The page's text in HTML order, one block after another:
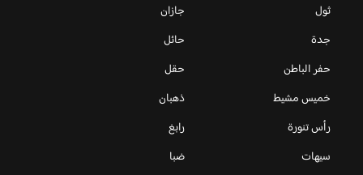
ثول
جازان
جدة
حائل
حفر الباطن
حقل
خميس مشيط
ذهبان
رأس تنورة
رابغ
سيهات
ضبا